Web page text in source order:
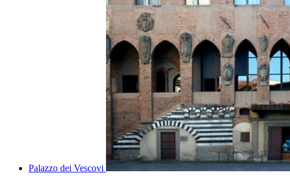
Palazzo dei Vescovi